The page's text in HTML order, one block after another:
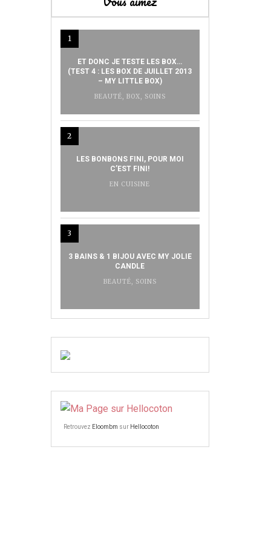
1
ET DONC JE TESTE LES BOX…
(TEST 4 : LES BOX DE JUILLET 2013
– MY LITTLE BOX)
BEAUTÉ, BOX, SOINS
2
LES BONBONS FINI, POUR MOI
C’EST FINI!
EN CUISINE
3
3 BAINS & 1 BIJOU AVEC MY JOLIE
CANDLE
BEAUTÉ, SOINS
Retrouvez Eloombm sur Hellocoton